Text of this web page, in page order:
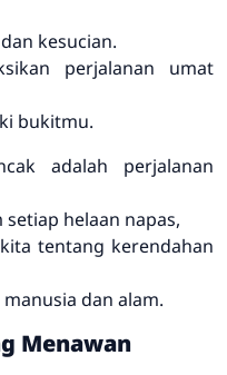
kesucian.
perjalanan umat
bukitmu.
adalah perjalanan
helaan napas,
tentang kerendahan
dan alam.
Menawan